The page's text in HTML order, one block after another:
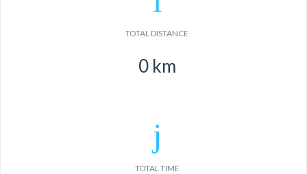
TOTAL DISTANCE
0 km
TOTAL TIME